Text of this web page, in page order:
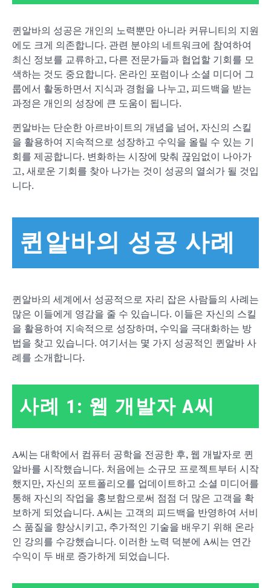
퀸알바의 성공은 개인의 노력뿐만 아니라 커뮤니티의 지원
에도 크게 의존합니다. 관련 분야의 네트워크에 참여하여
최신 정보를 교류하고, 다른 전문가들과 협업할 기회를 모
색하는 것도 중요합니다. 온라인 포럼이나 소셜 미디어 그
룹에서 활동하면서 지식과 경험을 나누고, 피드백을 받는
과정은 개인의 성장에 큰 도움이 됩니다.
퀸알바는 단순한 아르바이트의 개념을 넘어, 자신의 스킬
을 활용하여 지속적으로 성장하고 수익을 올릴 수 있는 기
회를 제공합니다. 변화하는 시장에 맞춰 끊임없이 나아가
고, 새로운 기회를 찾아 나가는 것이 성공의 열쇠가 될 것입
니다.
퀸알바의 성공 사례
퀸알바의 세계에서 성공적으로 자리 잡은 사람들의 사례는
많은 이들에게 영감을 줄 수 있습니다. 이들은 자신의 스킬
을 활용하여 지속적으로 성장하며, 수익을 극대화하는 방
법을 찾고 있습니다. 여기서는 몇 가지 성공적인 퀸알바 사
례를 소개합니다.
사례 1: 웹 개발자 A씨
A씨는 대학에서 컴퓨터 공학을 전공한 후, 웹 개발자로 퀸
알바를 시작했습니다. 처음에는 소규모 프로젝트부터 시작
했지만, 자신의 포트폴리오를 업데이트하고 소셜 미디어를
통해 자신의 작업을 홍보함으로써 점점 더 많은 고객을 확
보하게 되었습니다. A씨는 고객의 피드백을 반영하여 서비
스 품질을 향상시키고, 추가적인 기술을 배우기 위해 온라
인 강의를 수강했습니다. 이러한 노력 덕분에 A씨는 연간
수익이 두 배로 증가하게 되었습니다.